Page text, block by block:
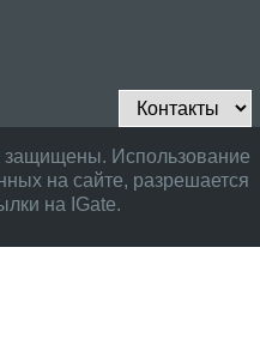
защищены. Использование
на сайте, разрешается
на IGate.